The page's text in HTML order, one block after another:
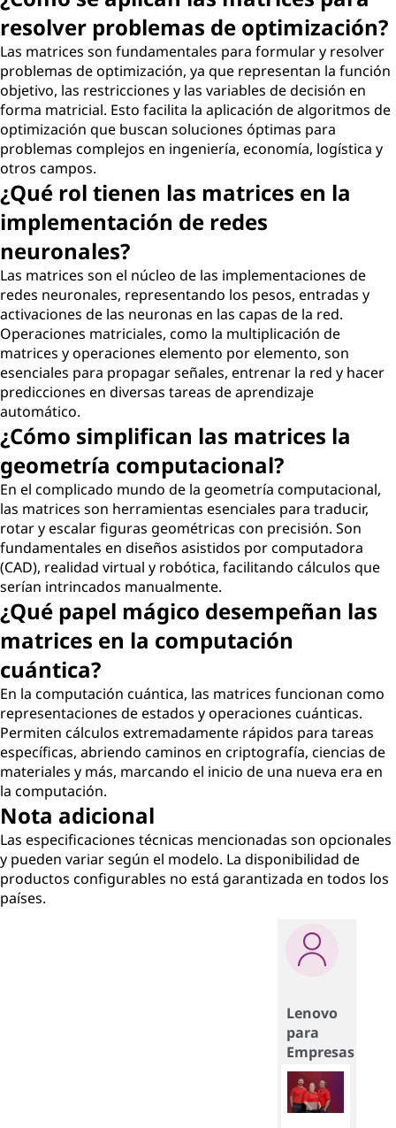
resolver problemas de optimización?
Las matrices son fundamentales para formular y resolver
problemas de optimización, ya que representan la función
objetivo, las restricciones y las variables de decisión en
forma matricial. Esto facilita la aplicación de algoritmos de
optimización que buscan soluciones óptimas para
problemas complejos en ingeniería, economía, logística y
otros campos.
¿Qué rol tienen las matrices en la
implementación de redes
neuronales?
Las matrices son el núcleo de las implementaciones de
redes neuronales, representando los pesos, entradas y
activaciones de las neuronas en las capas de la red.
Operaciones matriciales, como la multiplicación de
matrices y operaciones elemento por elemento, son
esenciales para propagar señales, entrenar la red y hacer
predicciones en diversas tareas de aprendizaje
automático.
¿Cómo simplifican las matrices la
geometría computacional?
En el complicado mundo de la geometría computacional,
las matrices son herramientas esenciales para traducir,
rotar y escalar figuras geométricas con precisión. Son
fundamentales en diseños asistidos por computadora
(CAD), realidad virtual y robótica, facilitando cálculos que
serían intrincados manualmente.
¿Qué papel mágico desempeñan las
matrices en la computación
cuántica?
En la computación cuántica, las matrices funcionan como
representaciones de estados y operaciones cuánticas.
Permiten cálculos extremadamente rápidos para tareas
específicas, abriendo caminos en criptografía, ciencias de
materiales y más, marcando el inicio de una nueva era en
la computación.
Nota adicional
Las especificaciones técnicas mencionadas son opcionales
y pueden variar según el modelo. La disponibilidad de
productos configurables no está garantizada en todos los
países.
Lenovo
para
Empresas